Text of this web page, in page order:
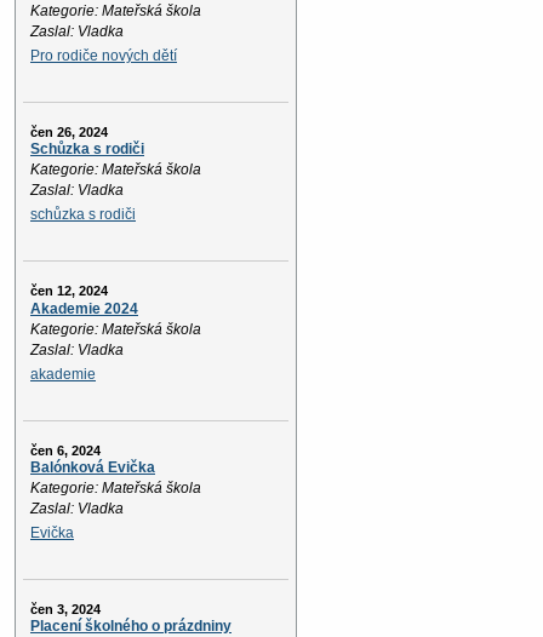
Kategorie: Mateřská škola
Zaslal: Vladka
Pro rodiče nových dětí
čen 26, 2024
Schůzka s rodiči
Kategorie: Mateřská škola
Zaslal: Vladka
schůzka s rodiči
čen 12, 2024
Akademie 2024
Kategorie: Mateřská škola
Zaslal: Vladka
akademie
čen 6, 2024
Balónková Evička
Kategorie: Mateřská škola
Zaslal: Vladka
Evička
čen 3, 2024
Placení školného o prázdniny